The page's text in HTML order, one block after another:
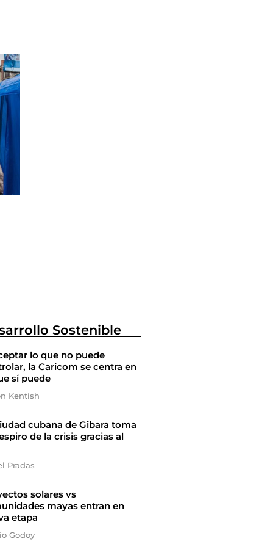
Sostenible
lo que no puede
la Caricom se centra en
sí puede
Kentish
cubana de Gibara toma
de la crisis gracias al
Pradas
solares vs
mayas entran en
etapa
Godoy